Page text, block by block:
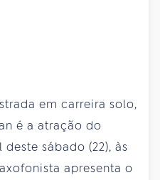
em carreira solo,
é a atração do
sábado (22), às
apresenta o